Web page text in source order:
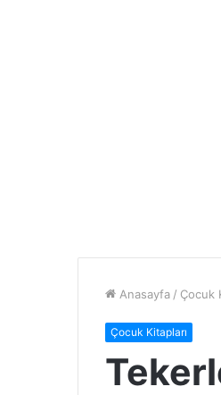
Anasayfa / Çocuk
Çocuk Kitapları